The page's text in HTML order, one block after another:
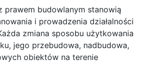
prawem budowlanym stanowią
i prowadzenia działalności
zmiana sposobu użytkowania
jego przebudowa, nadbudowa,
obiektów na terenie